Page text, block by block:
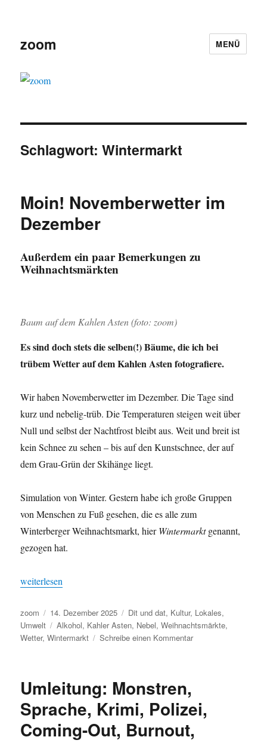
zoom MENÜ
Schlagwort:Wintermarkt
Moin! Novemberwetter im
Dezember
Außerdem ein paar Bemerkungen zu
Weihnachtsmärkten
Baum auf dem Kahlen Asten (foto: zoom)
Es sind doch stets die selben(!) Bäume, die ich bei
trübem Wetter auf dem Kahlen Asten fotografiere.
Wir haben Novemberwetter im Dezember. Die Tage sind
kurz und nebelig-trüb. Die Temperaturen steigen weit über
Null und selbst der Nachtfrost bleibt aus. Weit und breit ist
kein Schnee zu sehen – bis auf den Kunstschnee, der auf
dem Grau-Grün der Skihänge liegt.
Simulation von Winter. Gestern habe ich große Gruppen
von Menschen zu Fuß gesehen, die es alle zum
Winterberger Weihnachtsmarkt, hierWintermarktgenannt,
gezogen hat.
„Moin! Novemberwetter im Dezember“
weiterlesen
Autor
zoom
Veröffentlicht
am
14. Dezember 2025 Kategorien
Dit und dat, Kultur, Lokales,
Umwelt
Schlagwörter
Alkohol, Kahler Asten, Nebel,Weihnachtsmärkte,
Wetter,Wintermarkt Schreibe einen Kommentarzu
Umleitung: Monstren,
Sprache, Krimi, Polizei,
Coming-Out, Burnout,